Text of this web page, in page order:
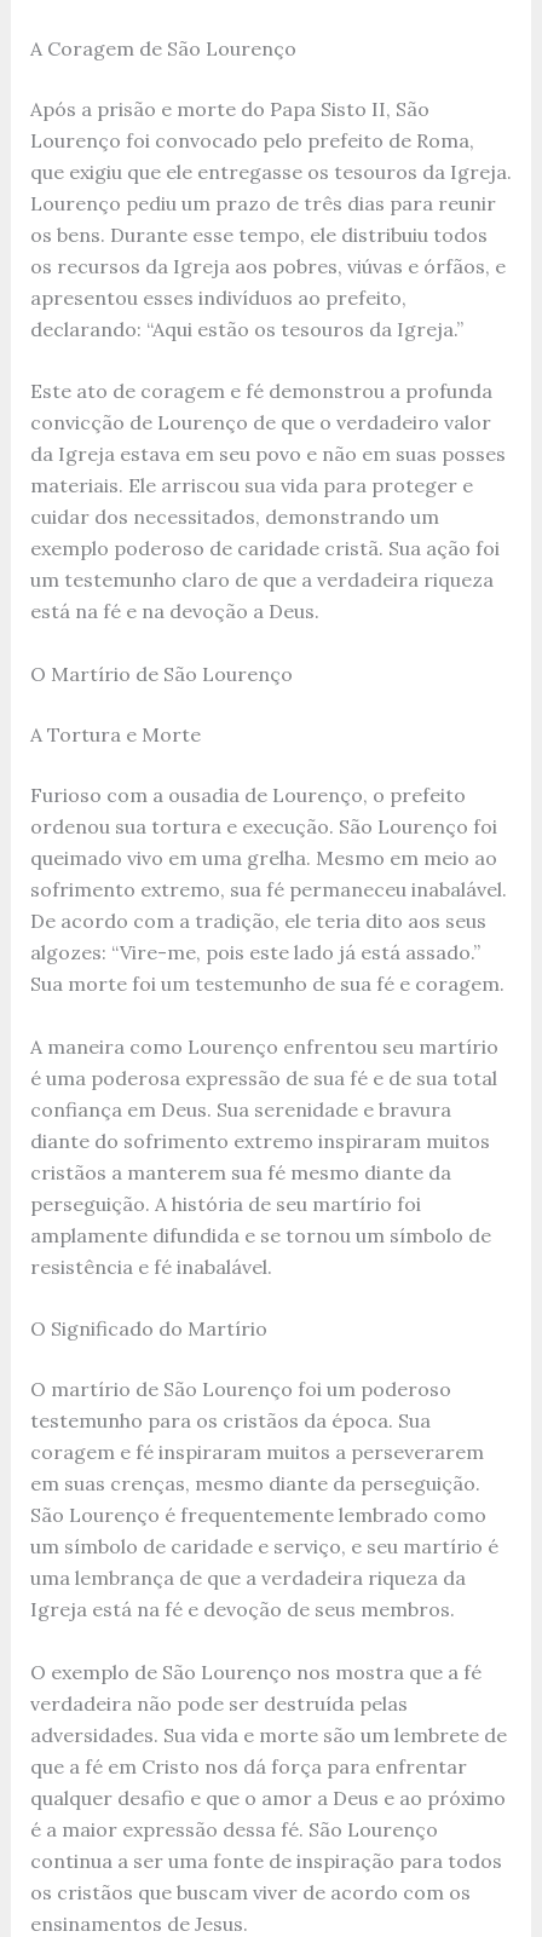
A Coragem de São Lourenço
Após a prisão e morte do Papa Sisto II, São
Lourenço foi convocado pelo prefeito de Roma,
que exigiu que ele entregasse os tesouros da Igreja.
Lourenço pediu um prazo de três dias para reunir
os bens. Durante esse tempo, ele distribuiu todos
os recursos da Igreja aos pobres, viúvas e órfãos, e
apresentou esses indivíduos ao prefeito,
declarando: “Aqui estão os tesouros da Igreja.”
Este ato de coragem e fé demonstrou a profunda
convicção de Lourenço de que o verdadeiro valor
da Igreja estava em seu povo e não em suas posses
materiais. Ele arriscou sua vida para proteger e
cuidar dos necessitados, demonstrando um
exemplo poderoso de caridade cristã. Sua ação foi
um testemunho claro de que a verdadeira riqueza
está na fé e na devoção a Deus.
O Martírio de São Lourenço
A Tortura e Morte
Furioso com a ousadia de Lourenço, o prefeito
ordenou sua tortura e execução. São Lourenço foi
queimado vivo em uma grelha. Mesmo em meio ao
sofrimento extremo, sua fé permaneceu inabalável.
De acordo com a tradição, ele teria dito aos seus
algozes: “Vire-me, pois este lado já está assado.”
Sua morte foi um testemunho de sua fé e coragem.
A maneira como Lourenço enfrentou seu martírio
é uma poderosa expressão de sua fé e de sua total
confiança em Deus. Sua serenidade e bravura
diante do sofrimento extremo inspiraram muitos
cristãos a manterem sua fé mesmo diante da
perseguição. A história de seu martírio foi
amplamente difundida e se tornou um símbolo de
resistência e fé inabalável.
O Significado do Martírio
O martírio de São Lourenço foi um poderoso
testemunho para os cristãos da época. Sua
coragem e fé inspiraram muitos a perseverarem
em suas crenças, mesmo diante da perseguição.
São Lourenço é frequentemente lembrado como
um símbolo de caridade e serviço, e seu martírio é
uma lembrança de que a verdadeira riqueza da
Igreja está na fé e devoção de seus membros.
O exemplo de São Lourenço nos mostra que a fé
verdadeira não pode ser destruída pelas
adversidades. Sua vida e morte são um lembrete de
que a fé em Cristo nos dá força para enfrentar
qualquer desafio e que o amor a Deus e ao próximo
é a maior expressão dessa fé. São Lourenço
continua a ser uma fonte de inspiração para todos
os cristãos que buscam viver de acordo com os
ensinamentos de Jesus.